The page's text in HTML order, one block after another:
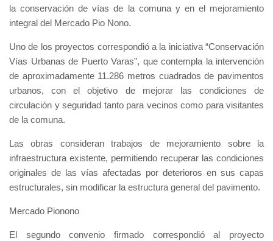
la conservación de vías de la comuna y en el mejoramiento
integral del Mercado Pio Nono.
Uno de los proyectos correspondió a la iniciativa “Conservación
Vías Urbanas de Puerto Varas”, que contempla la intervención
de aproximadamente 11.286 metros cuadrados de pavimentos
urbanos, con el objetivo de mejorar las condiciones de
circulación y seguridad tanto para vecinos como para visitantes
de la comuna.
Las obras consideran trabajos de mejoramiento sobre la
infraestructura existente, permitiendo recuperar las condiciones
originales de las vías afectadas por deterioros en sus capas
estructurales, sin modificar la estructura general del pavimento.
Mercado Pionono
El segundo convenio firmado correspondió al proyecto